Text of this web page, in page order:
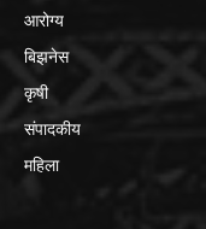
आरोग्य
बिझनेस
कृषी
संपादकीय
महिला